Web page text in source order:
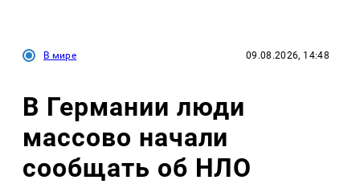
В мире 09.08.2026, 14:48
В Германии люди
массово начали
сообщать об НЛО